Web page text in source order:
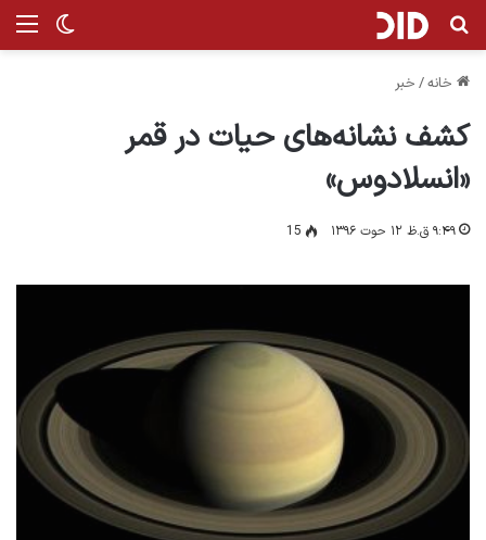
تغییر جستجو برای
خانه/ خبر
کشف نشانه‌های حیات در قمر
«انسلادوس»
۹:۴۹ ق.ظ ۱۲ حوت ۱۳۹۶ 15